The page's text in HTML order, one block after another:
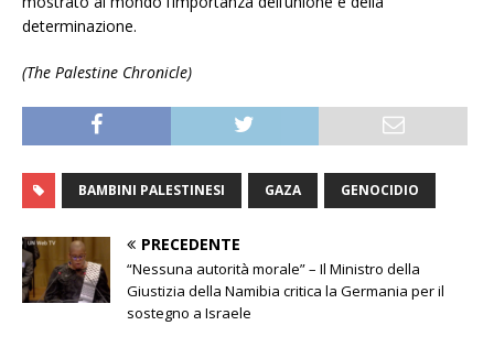
determinazione.
(The Palestine Chronicle)
BAMBINI PALESTINESI GAZA GENOCIDIO
PRECEDENTE
“Nessuna autorità morale” – Il Ministro della
Giustizia della Namibia critica la Germania per il
sostegno a Israele